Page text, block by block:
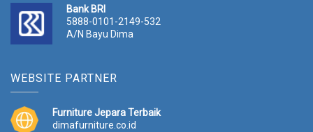
Bank BRI
5888-0101-2149-532
A/N Bayu Dima
WEBSITE PARTNER
Furniture Jepara Terbaik
dimafurniture.co.id